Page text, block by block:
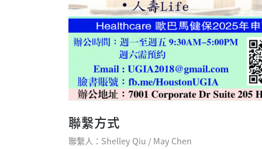
聯繫方式
聯繫人：Shelley Qiu / May Chen